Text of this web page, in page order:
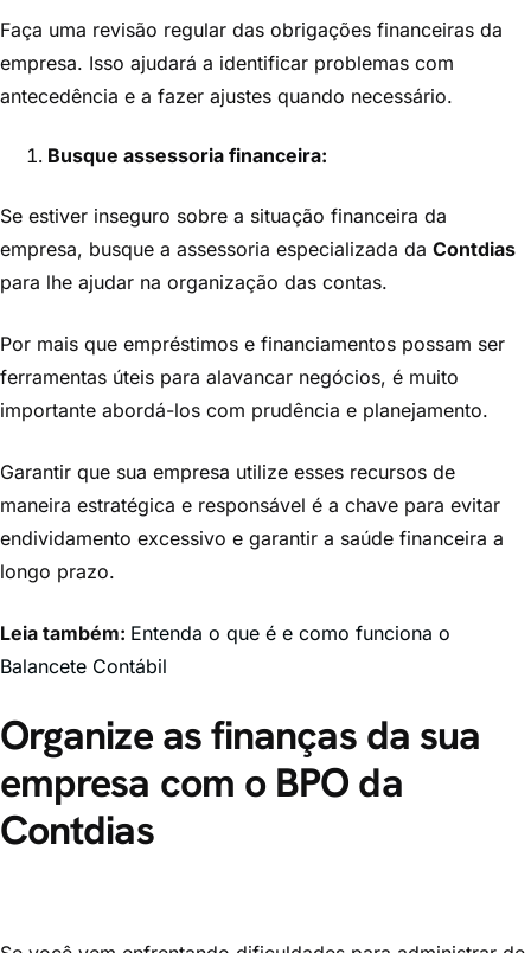
Faça uma revisão regular das obrigações financeiras da
empresa. Isso ajudará a identificar problemas com
antecedência e a fazer ajustes quando necessário.
Busque assessoria financeira:
Se estiver inseguro sobre a situação financeira da
empresa, busque a assessoria especializada da Contdias
para lhe ajudar na organização das contas.
Por mais que empréstimos e financiamentos possam ser
ferramentas úteis para alavancar negócios, é muito
importante abordá-los com prudência e planejamento.
Garantir que sua empresa utilize esses recursos de
maneira estratégica e responsável é a chave para evitar
endividamento excessivo e garantir a saúde financeira a
longo prazo.
Leia também: Entenda o que é e como funciona o
Balancete Contábil
Organize as finanças da sua
empresa com o BPO da
Contdias